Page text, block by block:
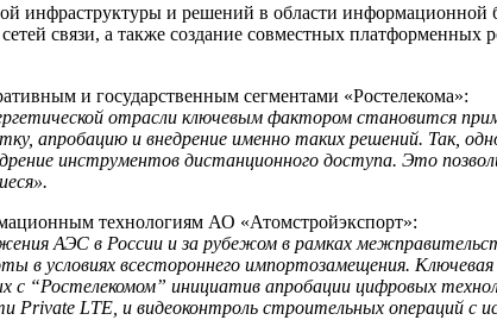
инфраструктуры и решений в области информационной
связи, а также создание совместных платформенных
и государственным сегментами «Ростелекома»:
отрасли ключевым фактором становится
апробацию и внедрение именно таких решений. Так,
инструментов дистанционного доступа. Это
технологиям АО «Атомстройэкспорт»:
АЭС в России и за рубежом в рамках
в условиях всестороннего импортозамещения.
“Ростелекомом” инициатив апробации цифровых
Private LTE, и видеоконтроль строительных операций с